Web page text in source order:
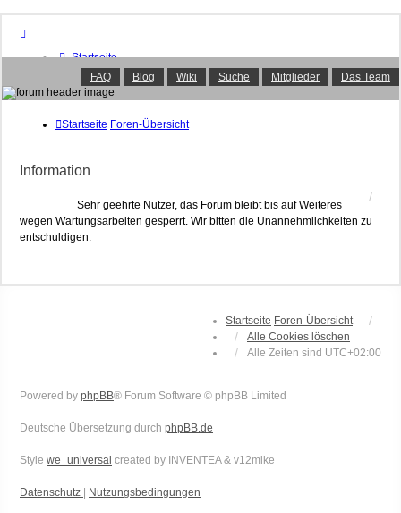
Startseite
Foren-Übersicht
FAQ
Suche
Aktive Themen
Das Team
FAQ Blog Wiki Suche Mitglieder Das Team
Startseite Foren-Übersicht
Information
Sehr geehrte Nutzer, das Forum bleibt bis auf Weiteres
wegen Wartungsarbeiten gesperrt. Wir bitten die Unannehmlichkeiten zu
entschuldigen.
Startseite Foren-Übersicht
Alle Cookies löschen
Alle Zeiten sind UTC+02:00
Powered by phpBB® Forum Software © phpBB Limited
Deutsche Übersetzung durch phpBB.de
Style we_universal created by INVENTEA & v12mike
Datenschutz Nutzungsbedingungen